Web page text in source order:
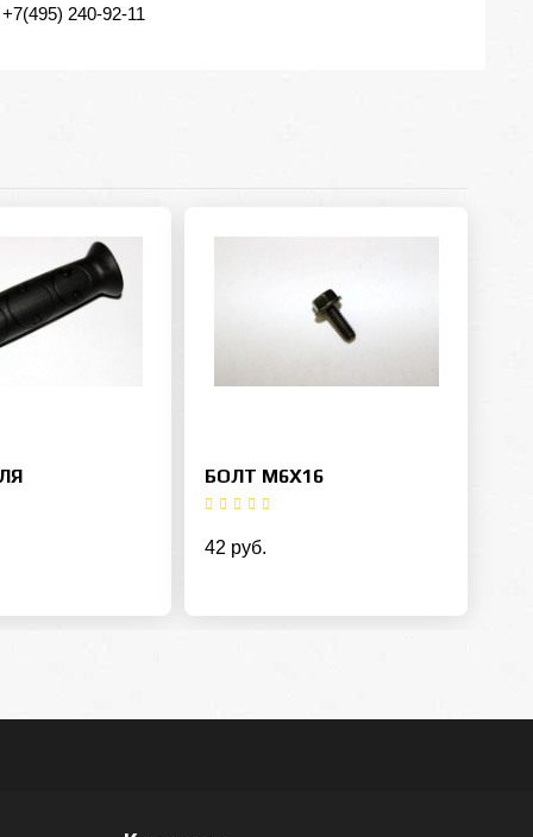
+7(495) 240-92-11
БОЛТ М6Х16
42 руб.